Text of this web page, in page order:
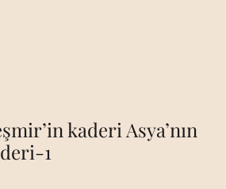
kaderi Asya’nın
1